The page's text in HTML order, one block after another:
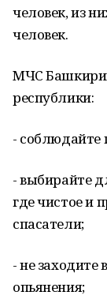
человек, из
человек.
МЧС
республики:
- соблюдайте
- выбирайте
где чистое и
спасатели;
- не заходите
опьянения;